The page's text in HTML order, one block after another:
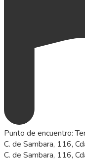
Punto de encuentro:
C. de Sambara, 116,
C. de Sambara, 116,